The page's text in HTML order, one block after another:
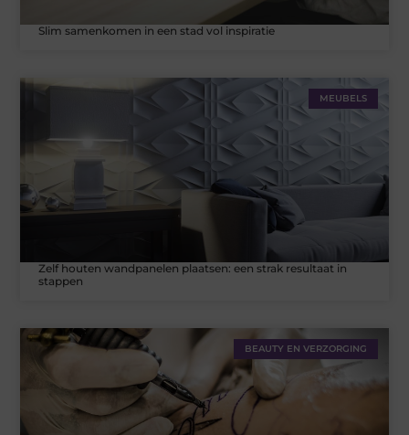
Slim samenkomen in een stad vol inspiratie
MEUBELS
Zelf houten wandpanelen plaatsen: een strak resultaat in
stappen
BEAUTY EN VERZORGING